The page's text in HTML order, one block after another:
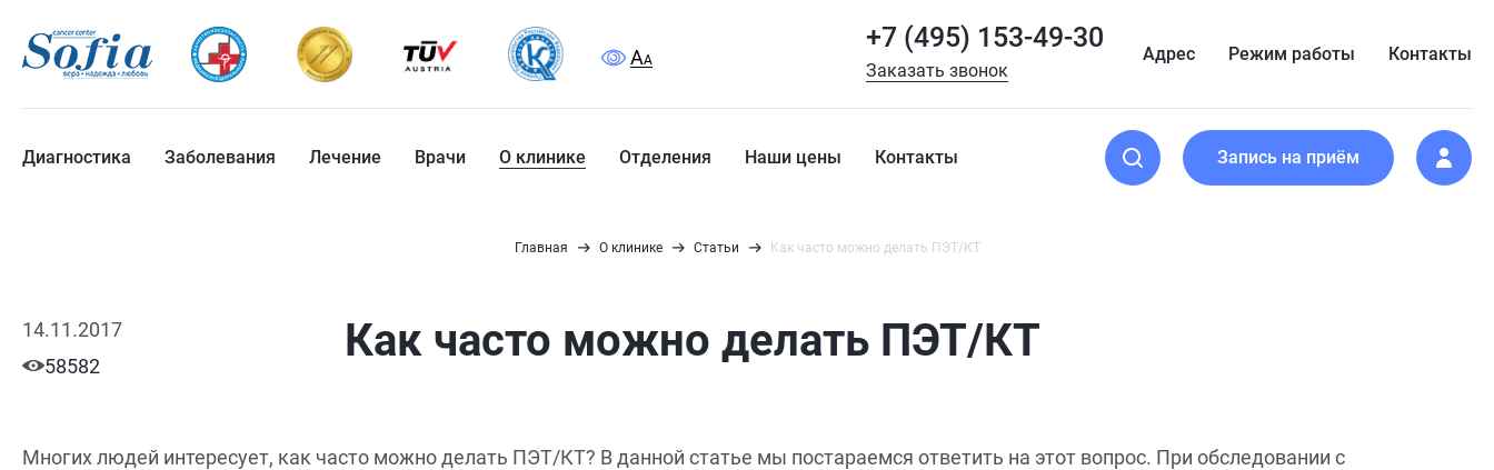
AA
+7 (495) 153-49-30
Заказать звонок
Адрес Режим работы Контакты
Диагностика Заболевания Лечение Врачи О клинике Отделения Наши цены Контакты Запись на приём
Главная О клинике Статьи Как часто можно делать ПЭТ/КТ
14.11.2017
58582
Как часто можно делать ПЭТ/КТ
Многих людей интересует, как часто можно делать ПЭТ/КТ? В данной статье мы постараемся ответить на этот вопрос. При обследовании с